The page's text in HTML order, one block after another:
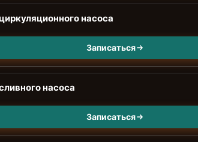
насоса
Записаться
насоса
Записаться